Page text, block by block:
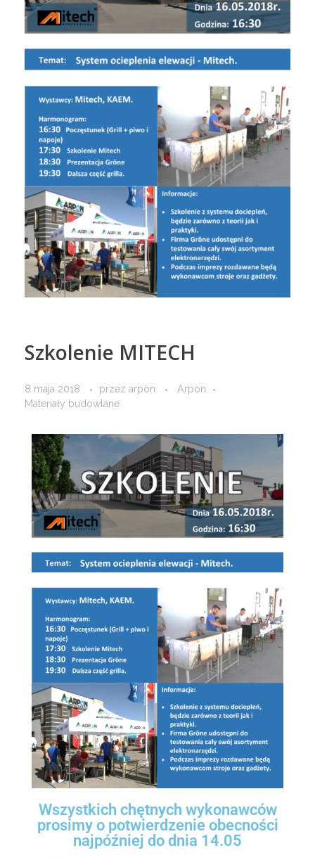
Dla gołębi
Dla koni
Dla psa i kota
Nawozy
Środki ochrony roślin
Skup zboża
Folie i sznurki
Narzędzia rolnicze
Pozostałe rolnicze
Opał
Strop
Sucha zabudowa
System dociepleń
Rury i kanalizacja
Elektryka
Narzędzia
Kostka brukowa
KONTAKT
Szkolenie MITECH
8 maja 2018 przez arpon
Arpon
Materiały budowlane
Wszystkich chętnych wykonawców
prosimy o potwierdzenie obecności
najpóźniej do dnia 14.05